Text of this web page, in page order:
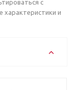
с
характеристики и